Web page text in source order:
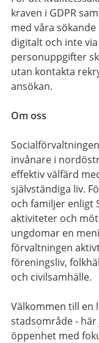
kraven i GDPR
med våra
digitalt och inte
personuppgifter
utan kontakta
ansökan.
Om oss
invånare i
effektiv välfärd
självständiga liv.
och familjer enligt
aktiviteter och
ungdomar en
förvaltningen
föreningsliv,
och civilsamhälle.
Välkommen till en
stadsområde -
öppenhet med